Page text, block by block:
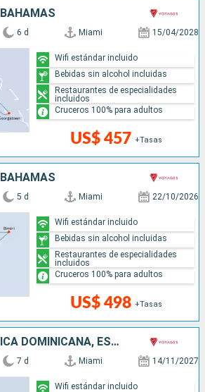
6 d Miami 15/04/2028
US$ 457 +Tasas
Wifi estándar incluido
Bebidas sin alcohol incluidas
Restaurantes de especialidades
incluidos
Cruceros 100% para adultos
5 d Miami 22/10/2026
US$ 498 +Tasas
Wifi estándar incluido
Bebidas sin alcohol incluidas
Restaurantes de especialidades
incluidos
Cruceros 100% para adultos
BAHAMAS, REPÚBLICA DOMINICANA, ESTADOS UNIDOS
7 d Miami 14/11/2027
Wifi estándar incluido